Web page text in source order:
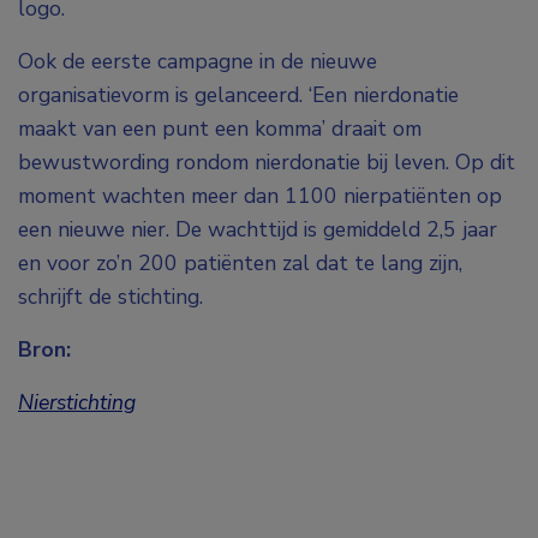
logo.
Ook de eerste campagne in de nieuwe
organisatievorm is gelanceerd. ‘Een nierdonatie
maakt van een punt een komma’ draait om
bewustwording rondom nierdonatie bij leven. Op dit
moment wachten meer dan 1100 nierpatiënten op
een nieuwe nier. De wachttijd is gemiddeld 2,5 jaar
en voor zo’n 200 patiënten zal dat te lang zijn,
schrijft de stichting.
Bron:
Nierstichting